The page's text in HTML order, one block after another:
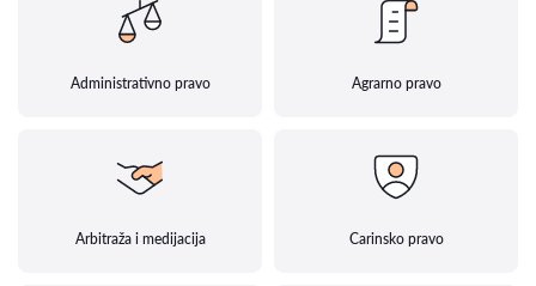
Administrativno pravo Agrarno pravo
Arbitraža i medijacija Carinsko pravo